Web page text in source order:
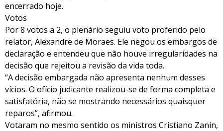
encerrado hoje.
Votos
Por 8 votos a 2, o plenário seguiu voto proferido pelo
relator, Alexandre de Moraes. Ele negou os embargos de
declaração e entendeu que não houve irregularidades na
decisão que rejeitou a revisão da vida toda.
“A decisão embargada não apresenta nenhum desses
vícios. O ofício judicante realizou-se de forma completa e
satisfatória, não se mostrando necessários quaisquer
reparos”, afirmou.
Votaram no mesmo sentido os ministros Cristiano Zanin,